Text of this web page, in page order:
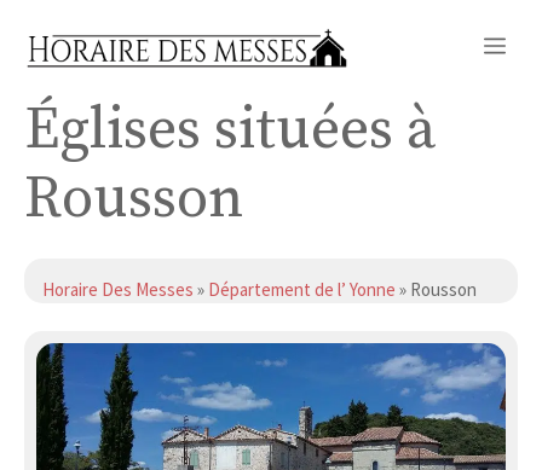
Églises situées à
Rousson
Horaire Des Messes » Département de l’ Yonne » Rousson